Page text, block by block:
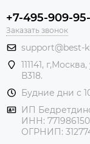
+7-495-909-
Заказать звонок
support@best-
111141,
В318.
Будние дни с
ИП
ИНН:
ОГРНИП: